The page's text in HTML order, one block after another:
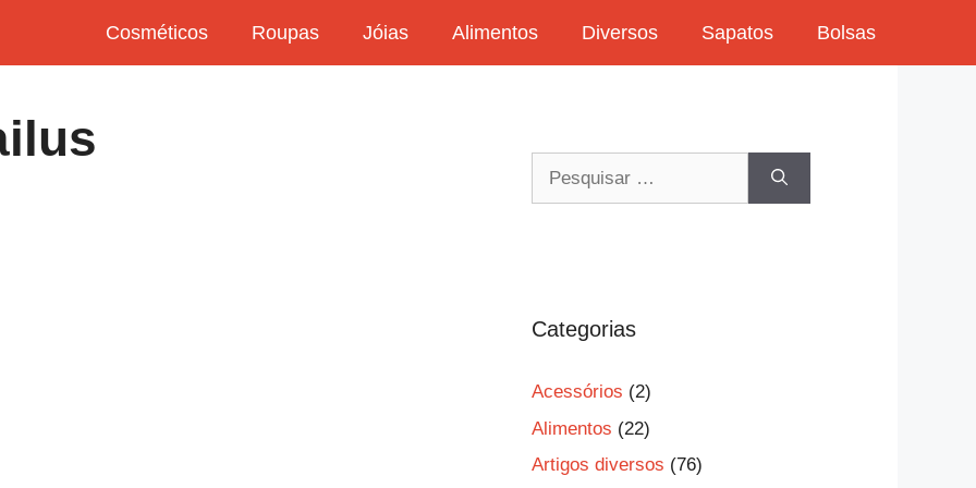
Cosméticos Roupas Jóias Alimentos Diversos Sapatos Bolsas
Categorias
Acessórios (2)
Alimentos (22)
Artigos diversos (76)